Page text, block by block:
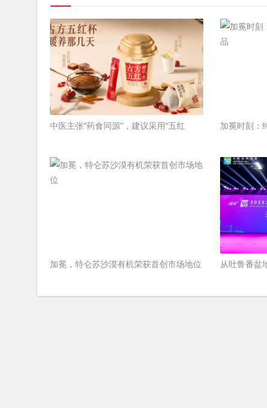
中医主张“药食同源”，建议采用“五红 加冕时刻：
加冕，特仑苏沙漠有机荣获首创市场地位 从吐鲁番盆